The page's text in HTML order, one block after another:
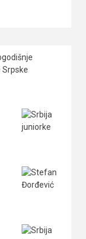
Srpske